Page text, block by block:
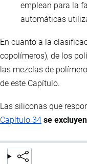
emplean para la
automáticas
En cuanto a la
copolímeros), de los
las mezclas de
de este Capítulo.
Las siliconas que
Capítulo 34 se excluyen